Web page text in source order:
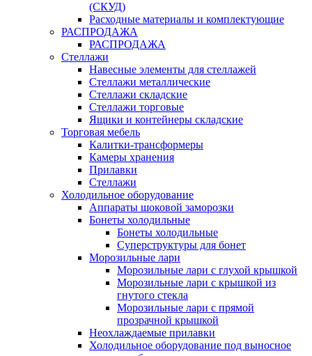
(СКУД)
Расходные материалы и комплектующие
РАСПРОДАЖА
РАСПРОДАЖА
Стеллажи
Навесные элементы для стеллажей
Стеллажи металлические
Стеллажи складские
Стеллажи торговые
Ящики и контейнеры складские
Торговая мебель
Калитки-трансформеры
Камеры хранения
Прилавки
Стеллажи
Холодильное оборудование
Аппараты шоковой заморозки
Бонеты холодильные
Бонеты холодильные
Суперструктуры для бонет
Морозильные лари
Морозильные лари с глухой крышкой
Морозильные лари с крышкой из
гнутого стекла
Морозильные лари с прямой
прозрачной крышкой
Неохлаждаемые прилавки
Холодильное оборудование под выносное